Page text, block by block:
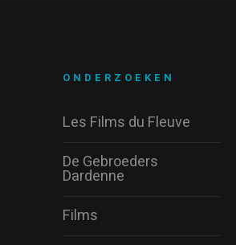
ONDERZOEKEN
Les Films du Fleuve
De Gebroeders
Dardenne
Films